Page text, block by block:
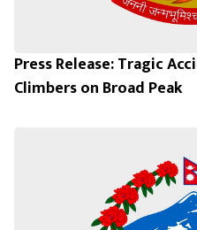
Press Release: Tragic
Climbers on Broad Peak